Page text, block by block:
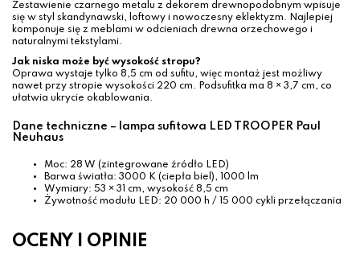
Zestawienie czarnego metalu z dekorem drewnopodobnym wpisuje
się w styl skandynawski, loftowy i nowoczesny eklektyzm. Najlepiej
komponuje się z meblami w odcieniach drewna orzechowego i
naturalnymi tekstylami.
Jak niska może być wysokość stropu?
Oprawa wystaje tylko 8,5 cm od sufitu, więc montaż jest możliwy
nawet przy stropie wysokości 220 cm. Podsufitka ma 8 × 3,7 cm, co
ułatwia ukrycie okablowania.
Dane techniczne – lampa sufitowa LED TROOPER Paul
Neuhaus
Moc: 28 W (zintegrowane źródło LED)
Barwa światła: 3000 K (ciepła biel), 1000 lm
Wymiary: 53 × 31 cm, wysokość 8,5 cm
Żywotność modułu LED: 20 000 h / 15 000 cykli przełączania
OCENY I OPINIE